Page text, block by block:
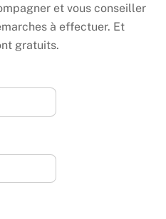
et vous conseiller
à effectuer. Et
gratuits.